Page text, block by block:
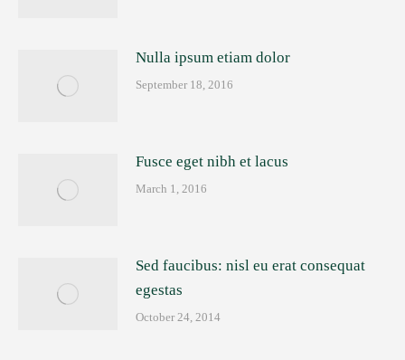
Nulla ipsum etiam dolor
September 18, 2016
Fusce eget nibh et lacus
March 1, 2016
Sed faucibus: nisl eu erat consequat
egestas
October 24, 2014